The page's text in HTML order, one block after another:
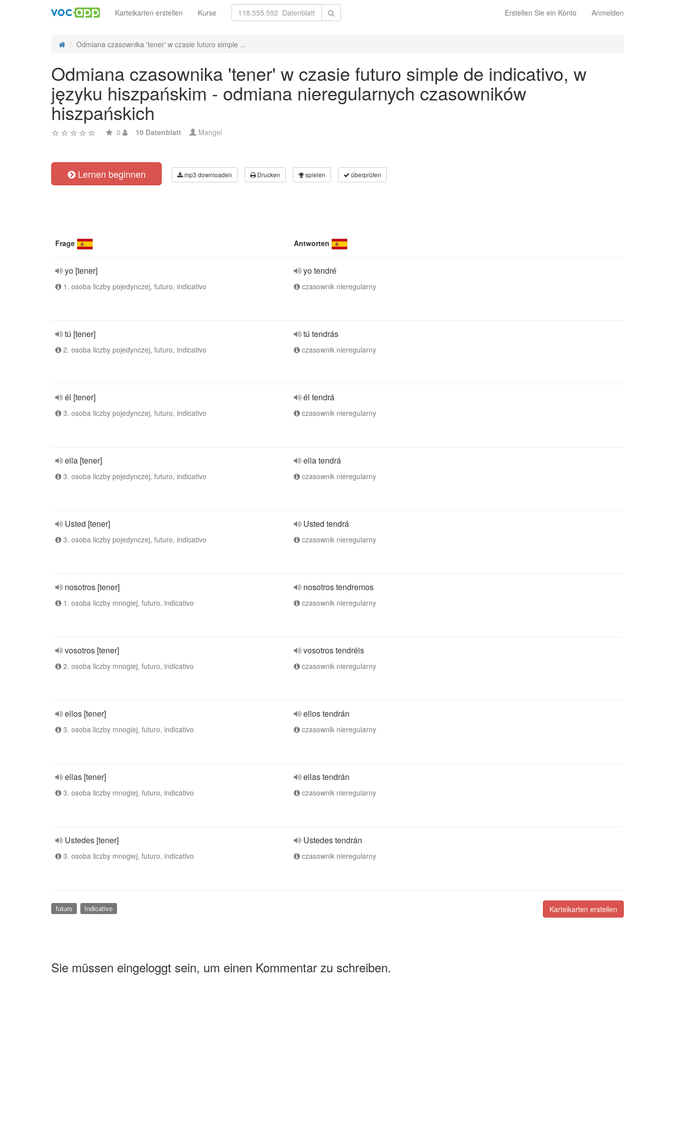
Erstellen Sie ein Konto Anmelden
Karteikarten erstellen Kurse
Odmiana czasownika 'tener' w czasie futuro simple ...
Odmiana czasownika 'tener' w czasie futuro simple de indicativo, w
języku hiszpańskim - odmiana nieregularnych czasowników
hiszpańskich
0 10 Datenblatt Mangel
Lernen beginnen mp3 downloaden Drucken spielen überprüfen
Frage Antworten
yo [tener]
1. osoba liczby pojedynczej, futuro, indicativo
yo tendré
czasownik nieregularny
tú [tener]
2. osoba liczby pojedynczej, futuro, indicativo
tú tendrás
czasownik nieregularny
él [tener]
3. osoba liczby pojedynczej, futuro, indicativo
él tendrá
czasownik nieregularny
ella [tener]
3. osoba liczby pojedynczej, futuro, indicativo
ella tendrá
czasownik nieregularny
Usted [tener]
3. osoba liczby pojedynczej, futuro, indicativo
Usted tendrá
czasownik nieregularny
nosotros [tener]
1. osoba liczby mnogiej, futuro, indicativo
nosotros tendremos
czasownik nieregularny
vosotros [tener]
2. osoba liczby mnogiej, futuro, indicativo
vosotros tendréis
czasownik nieregularny
ellos [tener]
3. osoba liczby mnogiej, futuro, indicativo
ellos tendrán
czasownik nieregularny
ellas [tener]
3. osoba liczby mnogiej, futuro, indicativo
ellas tendrán
czasownik nieregularny
Ustedes [tener]
3. osoba liczby mnogiej, futuro, indicativo
Ustedes tendrán
czasownik nieregularny
Karteikarten erstellen
futuro Indicativo
Sie müssen eingeloggt sein, um einen Kommentar zu schreiben.